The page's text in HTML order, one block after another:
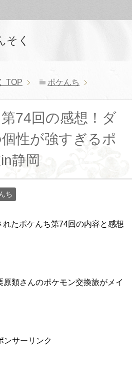
そく
TOP ポケんち
第74回の感想！ダ
性が強すぎるポ
静岡
ち
たポケんち第74回の内容と感想
類さんのポケモン交換旅がメイ
ンサーリンク